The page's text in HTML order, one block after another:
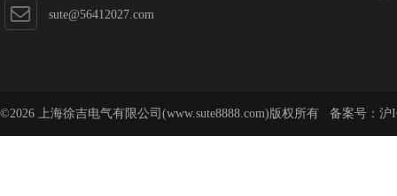
sute@56412027.com
©2026 上海徐吉电气有限公司(www.sute8888.com)版权所有 备案号： 沪